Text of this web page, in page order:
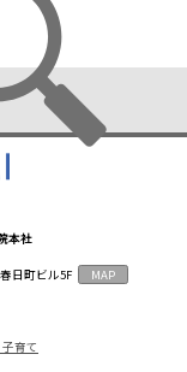
本社
日町ビル5F MAP
育て